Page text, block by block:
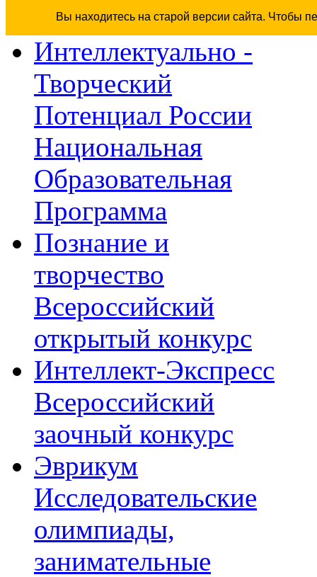
Вы находитесь на старой версии сайта. Чтобы
Интеллектуально -
Творческий
Потенциал России
Национальная
Образовательная
Программа
Познание и
творчество
Всероссийский
открытый конкурс
Интеллект-Экспресс
Всероссийский
заочный конкурс
Эврикум
Исследовательские
олимпиады,
занимательные